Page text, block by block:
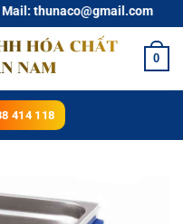
0
414 118